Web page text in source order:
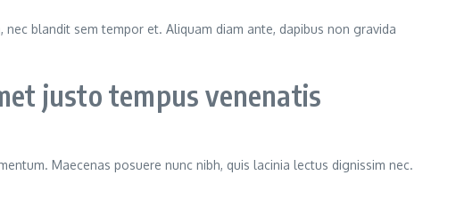
blandit sem tempor et. Aliquam diam ante, dapibus non gravida
justo tempus venenatis
Maecenas posuere nunc nibh, quis lacinia lectus dignissim nec.